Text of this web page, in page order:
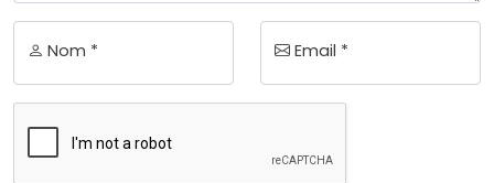
Nom * Email *